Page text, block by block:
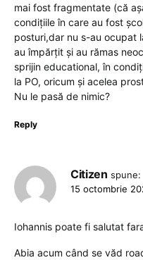
mai fost fragmentate (că
condițiile în care au fost
posturi,dar nu s-au ocupat
au împărțit și au rămas
sprijin educational, în
la PO, oricum și acelea
Nu le pasă de nimic?
Reply
Citizen spune:
15 octombrie
Iohannis poate fi salutat
Abia acum când se văd